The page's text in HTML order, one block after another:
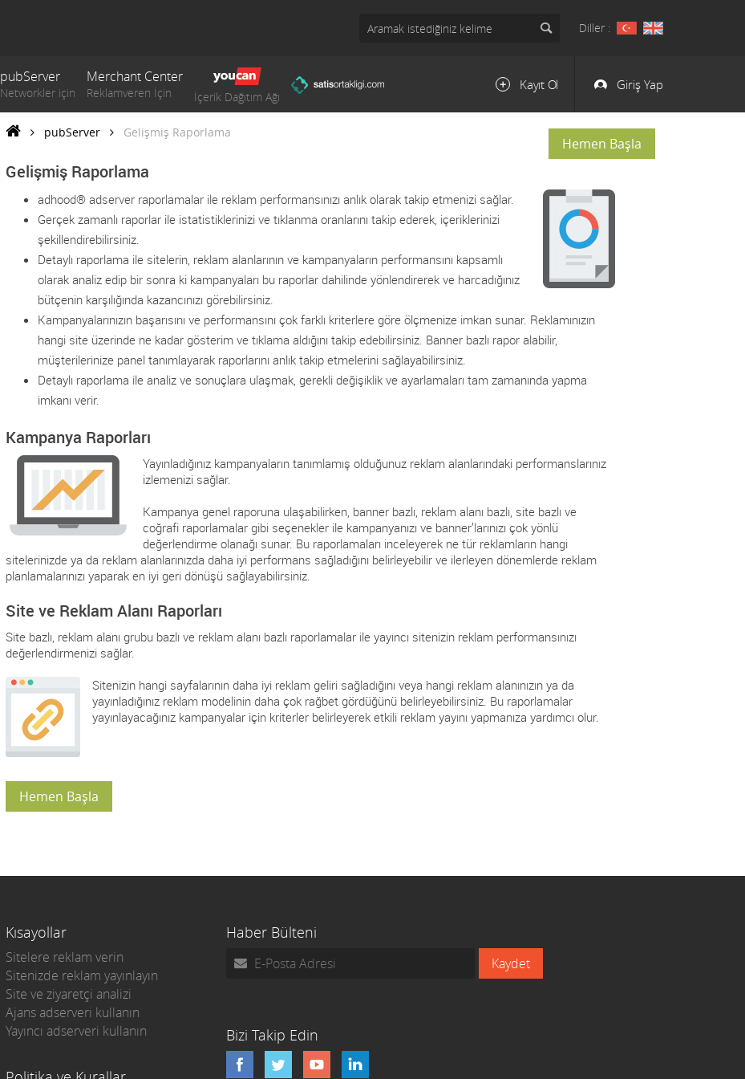
Diller :
pubServer Merchant Center Kayıt Ol Giriş Yap
pubServer Gelişmiş Raporlama
Gelişmiş Raporlama
Hemen Başla
adhood® adserver raporlamalar ile reklam performansınızı anlık olarak takip etmenizi sağlar.
Gerçek zamanlı raporlar ile istatistiklerinizi ve tıklanma oranlarını takip ederek, içeriklerinizi
şekillendirebilirsiniz.
Detaylı raporlama ile sitelerin, reklam alanlarının ve kampanyaların performansını kapsamlı
olarak analiz edip bir sonra ki kampanyaları bu raporlar dahilinde yönlendirerek ve harcadığınız
bütçenin karşılığında kazancınızı görebilirsiniz.
Kampanyalarınızın başarısını ve performansını çok farklı kriterlere göre ölçmenize imkan sunar. Reklamınızın
hangi site üzerinde ne kadar gösterim ve tıklama aldığını takip edebilirsiniz. Banner bazlı rapor alabilir,
müşterilerinize panel tanımlayarak raporlarını anlık takip etmelerini sağlayabilirsiniz.
Detaylı raporlama ile analiz ve sonuçlara ulaşmak, gerekli değişiklik ve ayarlamaları tam zamanında yapma
imkanı verir.
Kampanya Raporları
Yayınladığınız kampanyaların tanımlamış olduğunuz reklam alanlarındaki performanslarınız
izlemenizi sağlar.
Kampanya genel raporuna ulaşabilirken, banner bazlı, reklam alanı bazlı, site bazlı ve
coğrafi raporlamalar gibi seçenekler ile kampanyanızı ve banner’larınızı çok yönlü
değerlendirme olanağı sunar. Bu raporlamaları inceleyerek ne tür reklamların hangi
sitelerinizde ya da reklam alanlarınızda daha iyi performans sağladığını belirleyebilir ve ilerleyen dönemlerde reklam
planlamalarınızı yaparak en iyi geri dönüşü sağlayabilirsiniz.
Site ve Reklam Alanı Raporları
Site bazlı, reklam alanı grubu bazlı ve reklam alanı bazlı raporlamalar ile yayıncı sitenizin reklam performansınızı
değerlendirmenizi sağlar.
Sitenizin hangi sayfalarının daha iyi reklam geliri sağladığını veya hangi reklam alanınızın ya da
yayınladığınız reklam modelinin daha çok rağbet gördüğünü belirleyebilirsiniz. Bu raporlamalar
yayınlayacağınız kampanyalar için kriterler belirleyerek etkili reklam yayını yapmanıza yardımcı olur.
Hemen Başla
Kısayollar
Sitelere reklam verin
Sitenizde reklam yayınlayın
Site ve ziyaretçi analizi
Ajans adserveri kullanın
Yayıncı adserveri kullanın
Haber Bülteni
Kaydet
Bizi Takip Edin